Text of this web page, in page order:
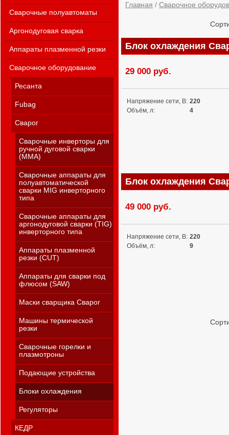
Сварочные полуавтоматы
Аргонодуговая сварка
Аппараты плазменной резки
Сварочное оборудование
Ресанта
Fubag
Сварог
Сварочные инверторы для
ручной дуговой сварки
(MMA)
Сварочные аппараты для
полуавтоматической
сварки MIG инверторного
типа
Сварочные аппараты для
аргонодуговой сварки (TIG)
инверторного типа
Аппараты плазменной
резки (CUT)
Аппараты для сварки под
флюсом (SAW)
Маски сварщика Сварог
Машины термической
резки
Сварочные горелки и
плазмотроны
Подающие устройства
Блоки охлаждения
Регуляторы
КЕДР
Главная / Сварочное
Блок охлаждения
29 000 руб.
Напряжение сети, В: 220
Объём, л:
4
Блок охлаждения
49 000 руб.
Напряжение сети, В: 220
Объём, л:
9